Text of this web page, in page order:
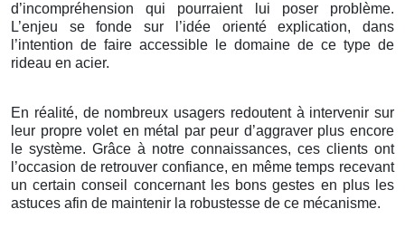
d’incompréhension qui pourraient lui poser problème.
L’enjeu se fonde sur l’idée orienté explication, dans
l’intention de faire accessible le domaine de ce type de
rideau en acier.
En réalité, de nombreux usagers redoutent à intervenir sur
leur propre volet en métal par peur d’aggraver plus encore
le système. Grâce à notre connaissances, ces clients ont
l’occasion de retrouver confiance, en même temps recevant
un certain conseil concernant les bons gestes en plus les
astuces afin de maintenir la robustesse de ce mécanisme.